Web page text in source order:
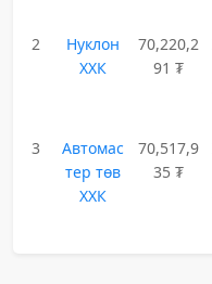
2
Нуклон
ХХК
70,220,2
91 ₮
3
Автомас
тер төв
ХХК
70,517,9
35 ₮